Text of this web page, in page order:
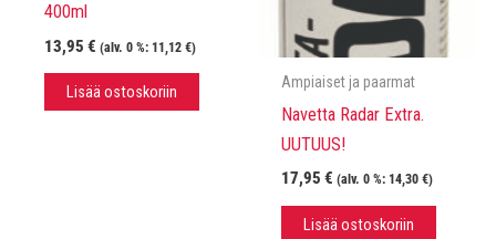
400ml
13,95 € (alv. 0 %: 11,12 €)
Lisää ostoskoriin
Ampiaiset ja paarmat
Navetta Radar Extra.
UUTUUS!
17,95 € (alv. 0 %: 14,30 €)
Lisää ostoskoriin